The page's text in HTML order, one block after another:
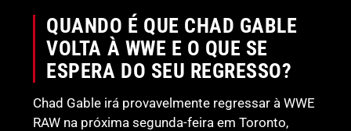
QUANDO É QUE CHAD GABLE
VOLTA À WWE E O QUE SE
ESPERA DO SEU REGRESSO?
Chad Gable irá provavelmente regressar à WWE
RAW na próxima segunda-feira em Toronto,